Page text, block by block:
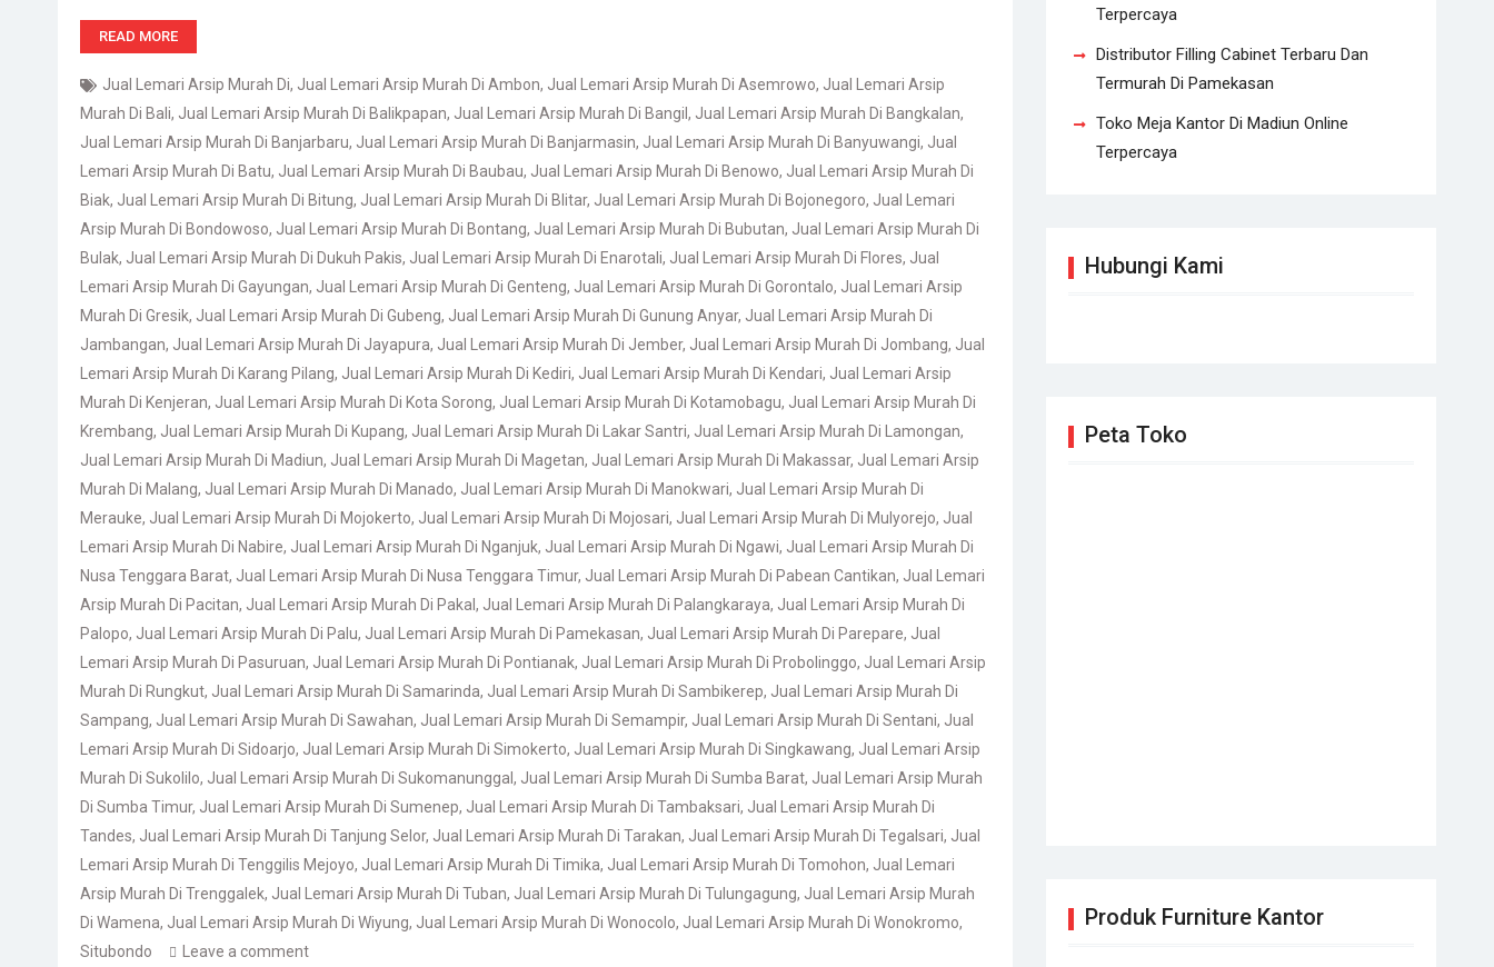
READ MORE
Jual Lemari Arsip Murah Di, Jual Lemari Arsip Murah Di Ambon, Jual Lemari Arsip Murah Di Asemrowo, Jual Lemari Arsip
Murah Di Bali, Jual Lemari Arsip Murah Di Balikpapan, Jual Lemari Arsip Murah Di Bangil , Jual Lemari Arsip Murah Di Bangkalan,
Jual Lemari Arsip Murah Di Banjarbaru, Jual Lemari Arsip Murah Di Banjarmasin, Jual Lemari Arsip Murah Di Banyuwangi, Jual
Lemari Arsip Murah Di Batu, Jual Lemari Arsip Murah Di Baubau, Jual Lemari Arsip Murah Di Benowo, Jual Lemari Arsip Murah Di
Biak, Jual Lemari Arsip Murah Di Bitung, Jual Lemari Arsip Murah Di Blitar, Jual Lemari Arsip Murah Di Bojonegoro, Jual Lemari
Arsip Murah Di Bondowoso, Jual Lemari Arsip Murah Di Bontang, Jual Lemari Arsip Murah Di Bubutan, Jual Lemari Arsip Murah Di
Bulak, Jual Lemari Arsip Murah Di Dukuh Pakis, Jual Lemari Arsip Murah Di Enarotali, Jual Lemari Arsip Murah Di Flores, Jual
Lemari Arsip Murah Di Gayungan, Jual Lemari Arsip Murah Di Genteng, Jual Lemari Arsip Murah Di Gorontalo, Jual Lemari Arsip
Murah Di Gresik, Jual Lemari Arsip Murah Di Gubeng, Jual Lemari Arsip Murah Di Gunung Anyar, Jual Lemari Arsip Murah Di
Jambangan, Jual Lemari Arsip Murah Di Jayapura, Jual Lemari Arsip Murah Di Jember, Jual Lemari Arsip Murah Di Jombang, Jual
Lemari Arsip Murah Di Karang Pilang, Jual Lemari Arsip Murah Di Kediri, Jual Lemari Arsip Murah Di Kendari, Jual Lemari Arsip
Murah Di Kenjeran, Jual Lemari Arsip Murah Di Kota Sorong, Jual Lemari Arsip Murah Di Kotamobagu, Jual Lemari Arsip Murah Di
Krembang, Jual Lemari Arsip Murah Di Kupang, Jual Lemari Arsip Murah Di Lakar Santri, Jual Lemari Arsip Murah Di Lamongan,
Jual Lemari Arsip Murah Di Madiun, Jual Lemari Arsip Murah Di Magetan, Jual Lemari Arsip Murah Di Makassar, Jual Lemari Arsip
Murah Di Malang, Jual Lemari Arsip Murah Di Manado, Jual Lemari Arsip Murah Di Manokwari, Jual Lemari Arsip Murah Di
Merauke, Jual Lemari Arsip Murah Di Mojokerto, Jual Lemari Arsip Murah Di Mojosari, Jual Lemari Arsip Murah Di Mulyorejo, Jual
Lemari Arsip Murah Di Nabire, Jual Lemari Arsip Murah Di Nganjuk, Jual Lemari Arsip Murah Di Ngawi, Jual Lemari Arsip Murah Di
Nusa Tenggara Barat, Jual Lemari Arsip Murah Di Nusa Tenggara Timur, Jual Lemari Arsip Murah Di Pabean Cantikan, Jual Lemari
Arsip Murah Di Pacitan, Jual Lemari Arsip Murah Di Pakal , Jual Lemari Arsip Murah Di Palangkaraya, Jual Lemari Arsip Murah Di
Palopo, Jual Lemari Arsip Murah Di Palu, Jual Lemari Arsip Murah Di Pamekasan, Jual Lemari Arsip Murah Di Parepare, Jual
Lemari Arsip Murah Di Pasuruan, Jual Lemari Arsip Murah Di Pontianak, Jual Lemari Arsip Murah Di Probolinggo, Jual Lemari Arsip
Murah Di Rungkut, Jual Lemari Arsip Murah Di Samarinda, Jual Lemari Arsip Murah Di Sambikerep, Jual Lemari Arsip Murah Di
Sampang, Jual Lemari Arsip Murah Di Sawahan, Jual Lemari Arsip Murah Di Semampir, Jual Lemari Arsip Murah Di Sentani, Jual
Lemari Arsip Murah Di Sidoarjo, Jual Lemari Arsip Murah Di Simokerto, Jual Lemari Arsip Murah Di Singkawang, Jual Lemari Arsip
Murah Di Sukolilo, Jual Lemari Arsip Murah Di Sukomanunggal , Jual Lemari Arsip Murah Di Sumba Barat, Jual Lemari Arsip Murah
Di Sumba Timur, Jual Lemari Arsip Murah Di Sumenep, Jual Lemari Arsip Murah Di Tambaksari, Jual Lemari Arsip Murah Di
Tandes, Jual Lemari Arsip Murah Di Tanjung Selor, Jual Lemari Arsip Murah Di Tarakan, Jual Lemari Arsip Murah Di Tegalsari, Jual
Lemari Arsip Murah Di Tenggilis Mejoyo, Jual Lemari Arsip Murah Di Timika, Jual Lemari Arsip Murah Di Tomohon, Jual Lemari
Arsip Murah Di Trenggalek, Jual Lemari Arsip Murah Di Tuban, Jual Lemari Arsip Murah Di Tulungagung, Jual Lemari Arsip Murah
Di Wamena, Jual Lemari Arsip Murah Di Wiyung, Jual Lemari Arsip Murah Di Wonocolo, Jual Lemari Arsip Murah Di Wonokromo,
Situbondo
Leave a comment
Terpercaya
Distributor Filling Cabinet Terbaru Dan
Termurah Di Pamekasan
Toko Meja Kantor Di Madiun Online
Terpercaya
Hubungi Kami
Peta Toko
Produk Furniture Kantor